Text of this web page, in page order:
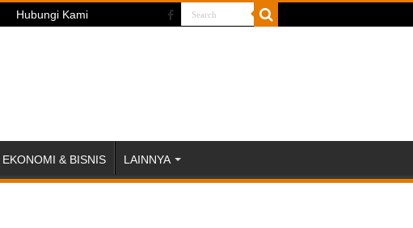
Hubungi Kami
EKONOMI & BISNIS LAINNYA